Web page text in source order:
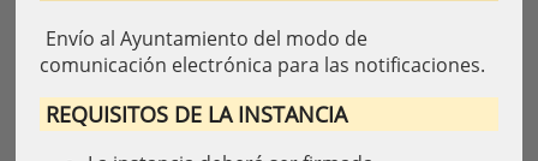
Envío al Ayuntamiento del modo de
comunicación electrónica para las notificaciones.
REQUISITOS DE LA INSTANCIA